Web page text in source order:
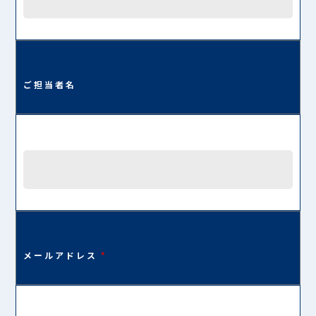
ご担当者名
メールアドレス *